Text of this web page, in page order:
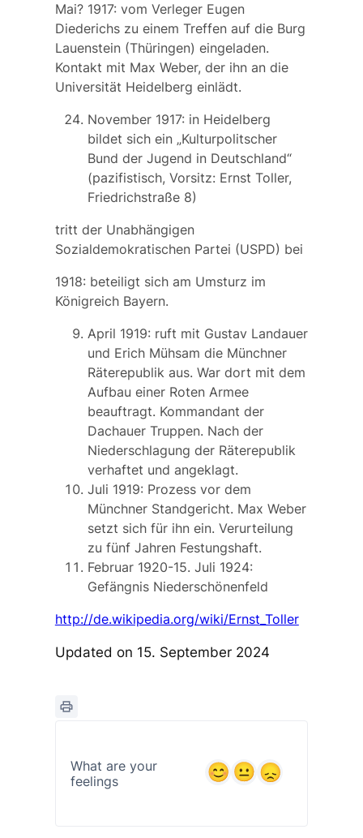
Mai? 1917: vom Verleger Eugen
Diederichs zu einem Treffen auf die Burg
Lauenstein (Thüringen) eingeladen.
Kontakt mit Max Weber, der ihn an die
Universität Heidelberg einlädt.
November 1917: in Heidelberg
bildet sich ein „Kulturpolitscher
Bund der Jugend in Deutschland“
(pazifistisch, Vorsitz: Ernst Toller,
Friedrichstraße 8)
tritt der Unabhängigen
Sozialdemokratischen Partei (USPD) bei
1918: beteiligt sich am Umsturz im
Königreich Bayern.
April 1919: ruft mit Gustav Landauer
und Erich Mühsam die Münchner
Räterepublik aus. War dort mit dem
Aufbau einer Roten Armee
beauftragt. Kommandant der
Dachauer Truppen. Nach der
Niederschlagung der Räterepublik
verhaftet und angeklagt.
Juli 1919: Prozess vor dem
Münchner Standgericht. Max Weber
setzt sich für ihn ein. Verurteilung
zu fünf Jahren Festungshaft.
Februar 1920-15. Juli 1924:
Gefängnis Niederschönenfeld
http://de.wikipedia.org/wiki/Ernst_Toller
Updated on 15. September 2024
What are your
feelings